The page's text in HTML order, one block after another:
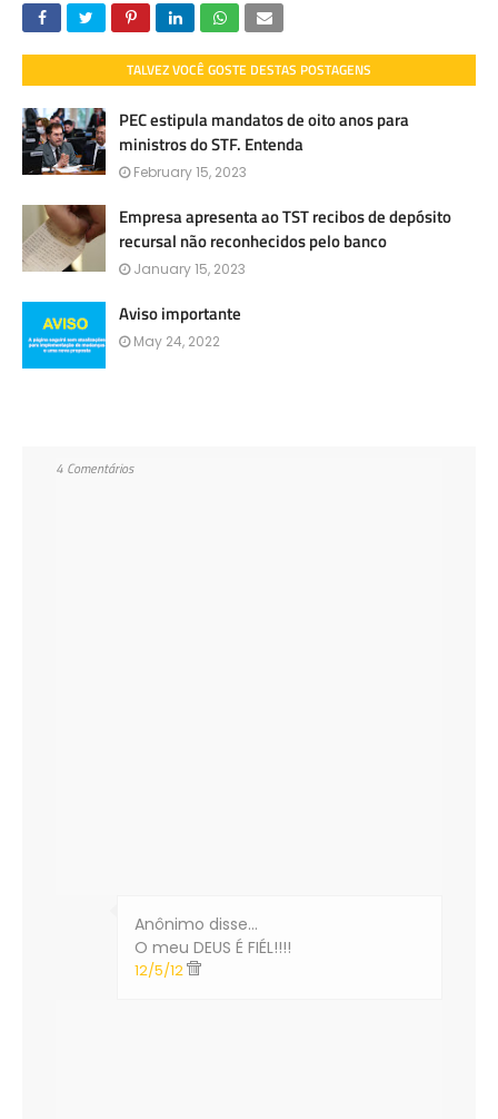
TALVEZ VOCÊ GOSTE DESTAS POSTAGENS
PEC estipula mandatos de oito anos para
ministros do STF. Entenda
February 15, 2023
Empresa apresenta ao TST recibos de depósito
recursal não reconhecidos pelo banco
January 15, 2023
Aviso importante
May 24, 2022
4 Comentários
Anônimo disse…
O meu DEUS É FIÉL!!!!
12/5/12